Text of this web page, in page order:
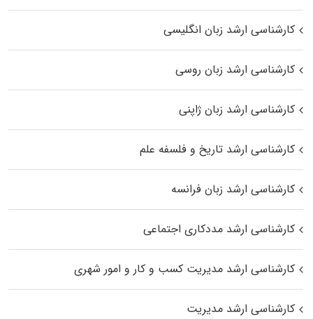
کارشناسی ارشد زبان انگلیسی
کارشناسی ارشد زبان روسی
کارشناسی ارشد زبان ژاپنی
کارشناسی ارشد تاریخ و فلسفه علم
کارشناسی ارشد زبان فرانسه
کارشناسی ارشد مددکاری اجتماعی
کارشناسی ارشد مدیریت کسب و کار و امور شهری
کارشناسی ارشد مدیریت